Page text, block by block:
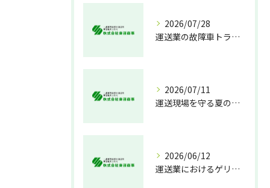
2026/07/28
運送業の故障車トラブル即時対処法
2026/07/11
運送現場を守る夏の熱中症対策
2026/06/12
運送業におけるゲリラ豪雨対策の実践法